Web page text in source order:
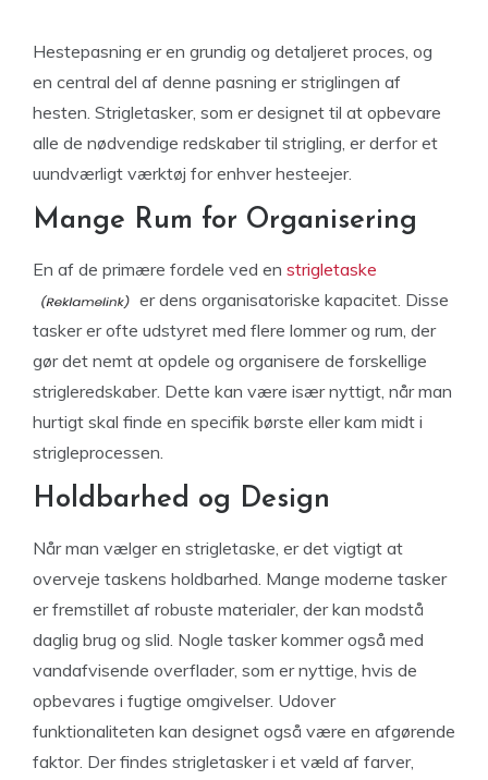
Hestepasning er en grundig og detaljeret proces, og
en central del af denne pasning er striglingen af
hesten. Strigletasker, som er designet til at opbevare
alle de nødvendige redskaber til strigling, er derfor et
uundværligt værktøj for enhver hesteejer.
Mange Rum for Organisering
En af de primære fordele ved en strigletaske
er dens organisatoriske kapacitet. Disse
tasker er ofte udstyret med flere lommer og rum, der
gør det nemt at opdele og organisere de forskellige
strigleredskaber. Dette kan være især nyttigt, når man
hurtigt skal finde en specifik børste eller kam midt i
strigleprocessen.
Holdbarhed og Design
Når man vælger en strigletaske, er det vigtigt at
overveje taskens holdbarhed. Mange moderne tasker
er fremstillet af robuste materialer, der kan modstå
daglig brug og slid. Nogle tasker kommer også med
vandafvisende overflader, som er nyttige, hvis de
opbevares i fugtige omgivelser. Udover
funktionaliteten kan designet også være en afgørende
faktor. Der findes strigletasker i et væld af farver,